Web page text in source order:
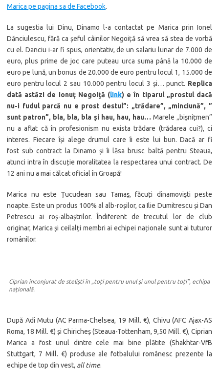
Marica pe pagina sa de Facebook.
La sugestia lui Dinu, Dinamo l-a contactat pe Marica prin Ionel
Dănciulescu, fără ca șeful câinilor Negoiță să vrea să stea de vorbă
cu el. Danciu i-ar fi spus, orientativ, de un salariu lunar de 7.000 de
euro, plus prime de joc care puteau urca suma până la 10.000 de
euro pe lună, un bonus de 20.000 de euro pentru locul 1, 15.000 de
euro pentru locul 2 sau 10.000 pentru locul 3 și… punct. Replica
dată astăzi de Ionuţ Negoiţă (link) e în tiparul „prostul dacă
nu-i fudul parcă nu e prost destul”: „trădare”, „minciună”, ”
sunt patron”, bla, bla, bla și hau, hau, hau… Marele „bișnițmen”
nu a aflat că în profesionism nu exista trădare (trădarea cui?), ci
interes. Fiecare își alege drumul care îi este lui bun. Dacă ar fi
fost sub contract la Dinamo și îi lăsa brusc baltă pentru Steaua,
atunci intra în discuție moralitatea la respectarea unui contract. De
12 ani nu a mai călcat oficial în Groapă!
Marica nu este Țucudean sau Tamaș, făcuți dinamoviști peste
noapte. Este un produs 100% al alb-roșilor, ca Ilie Dumitrescu și Dan
Petrescu ai roș-albaștrilor. Îndiferent de trecutul lor de club
originar, Marica și ceilalți membri ai echipei naționale sunt ai tuturor
românilor.
Ciprian înconjurat de steliști în „toți pentru unul și unul pentru toți”, echipa
națională.
După Adi Mutu (AC Parma-Chelsea, 19 Mill. €), Chivu (AFC Ajax-AS
Roma, 18 Mill. €) și Chiricheș (Steaua-Tottenham, 9,50 Mill. €), Ciprian
Marica a fost unul dintre cele mai bine plătite (Shakhtar-VfB
Stuttgart, 7 Mill. €) produse ale fotbalului românesc prezente la
echipe de top din vest, all time.